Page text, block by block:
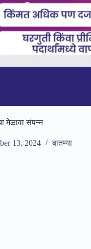
मेळावा संपन्न
13, 2024 बातम्या